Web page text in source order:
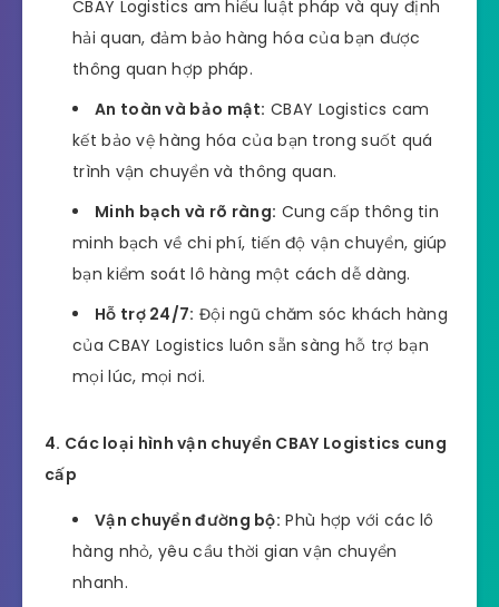
CBAY Logistics am hiểu luật pháp và quy định
hải quan, đảm bảo hàng hóa của bạn được
thông quan hợp pháp.
An toàn và bảo mật: CBAY Logistics cam
kết bảo vệ hàng hóa của bạn trong suốt quá
trình vận chuyển và thông quan.
Minh bạch và rõ ràng: Cung cấp thông tin
minh bạch về chi phí, tiến độ vận chuyển, giúp
bạn kiểm soát lô hàng một cách dễ dàng.
Hỗ trợ 24/7: Đội ngũ chăm sóc khách hàng
của CBAY Logistics luôn sẵn sàng hỗ trợ bạn
mọi lúc, mọi nơi.
4. Các loại hình vận chuyển CBAY Logistics cung
cấp
Vận chuyển đường bộ: Phù hợp với các lô
hàng nhỏ, yêu cầu thời gian vận chuyển
nhanh.